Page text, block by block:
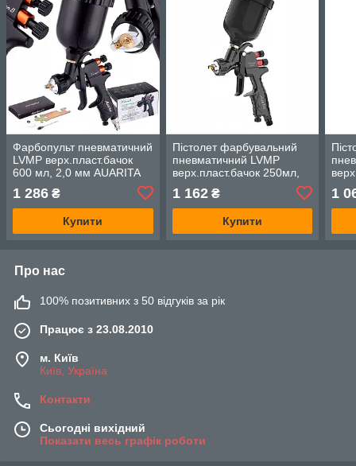
Фарбопульт пневматичний
LVMP верх.пласт.бачок
600 мл, 2,0 мм AUARITA
1 286 ₴
Купити
Пістолет фарбувальний
пневматичний LVMP
верх.пласт.бачок 250мл,
форсунка-1,2мм AUARITA
LION-B-LIGHT-1.2LM
1 162₴
Купити
1
Про нас
100% позитивних з 50 відгуків за рік
Працює з 23.08.2010
м. Київ
Київ, Україна
Контакти
Сьогодні вихідний
Показати весь графік роботи